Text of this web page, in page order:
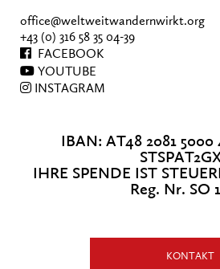
office@weltweitwandernwirkt.org
+43 (0) 316 58 35 04-39
FACEBOOK
YOUTUBE
INSTAGRAM
IBAN: AT48 2081 5000
IHRE SPENDE IST
Reg. Nr. SO
KONTAKT